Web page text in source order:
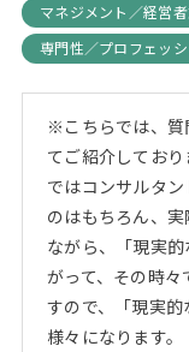
マネジメント／経営
専門性／プロフェッ
※こちらでは、質
てご紹介してお
ではコンサルタ
のはもちろん、
ながら、「現実
がって、その時
すので、「現実
様々になります。